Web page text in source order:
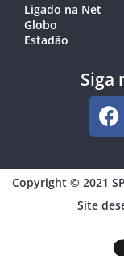
Ligado na Net
Globo
Estadão
Siga
Copyright © 2021
Site